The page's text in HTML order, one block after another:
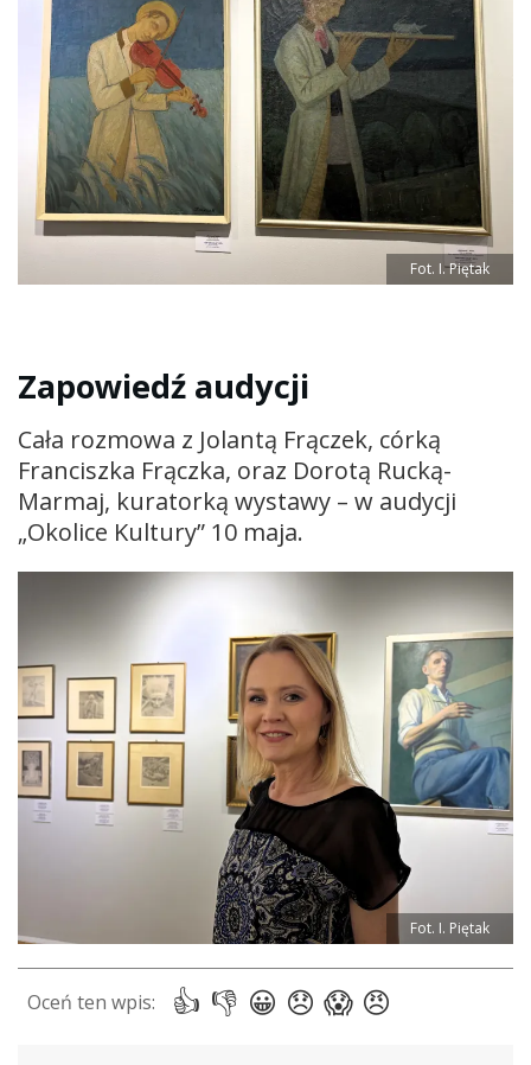
Fot. I. Piętak
Zapowiedź audycji
Cała rozmowa z Jolantą Frączek, córką
Franciszka Frączka, oraz Dorotą Rucką-
Marmaj, kuratorką wystawy – w audycji
„Okolice Kultury” 10 maja.
Fot. I. Piętak